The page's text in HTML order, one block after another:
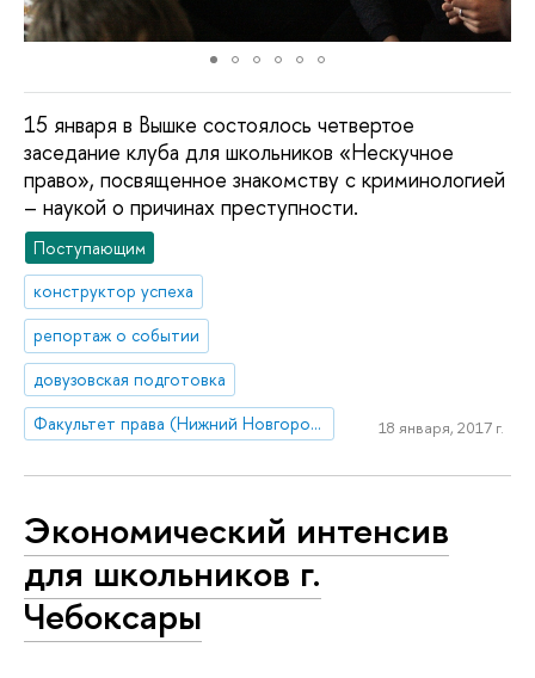
15 января в Вышке состоялось четвертое
заседание клуба для школьников «Нескучное
право», посвященное знакомству с криминологией
– наукой о причинах преступности.
Поступающим
конструктор успеха
репортаж о событии
довузовская подготовка
Факультет права (Нижний Новгород)
18 января, 2017 г.
Экономический интенсив
для школьников г.
Чебоксары